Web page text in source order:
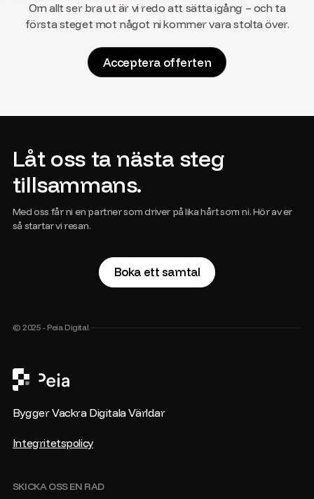
Om allt ser bra ut är vi redo att sätta igång – och ta
första steget mot något ni kommer vara stolta över.
Acceptera offerten
Låt oss ta nästa steg
tillsammans.
Med oss får ni en partner som driver på lika hårt som ni. Hör av er
så startar vi resan.
Boka ett samtal
© 2025 - Peia Digital.
Bygger Vackra Digitala Världar
Integritetspolicy
SKICKA OSS EN RAD